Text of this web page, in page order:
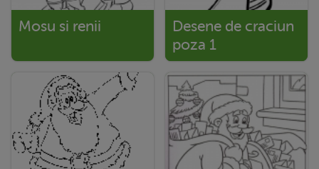
Mosu si renii
Desene de craciun
poza 1